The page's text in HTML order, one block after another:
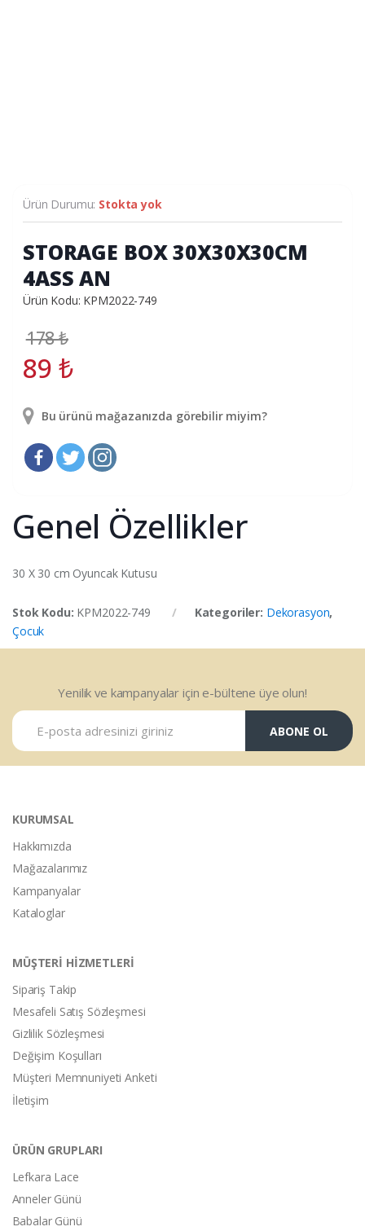
Ürün Durumu: Stokta yok
STORAGE BOX 30X30X30CM
4ASS AN
Ürün Kodu: KPM2022-749
178₺
89 ₺
Bu ürünü mağazanızda görebilir miyim?
Genel Özellikler
30 X 30 cm Oyuncak Kutusu
Stok Kodu: KPM2022-749 Kategoriler: Dekorasyon,
Çocuk
Yenilik ve kampanyalar için e-bültene üye olun!
ABONE OL
KURUMSAL
Hakkımızda
Mağazalarımız
Kampanyalar
Kataloglar
MÜŞTERİ HİZMETLERİ
Sipariş Takip
Mesafeli Satış Sözleşmesi
Gizlilik Sözleşmesi
Değişim Koşulları
Müşteri Memnuniyeti Anketi
İletişim
ÜRÜN GRUPLARI
Lefkara Lace
Anneler Günü
Babalar Günü